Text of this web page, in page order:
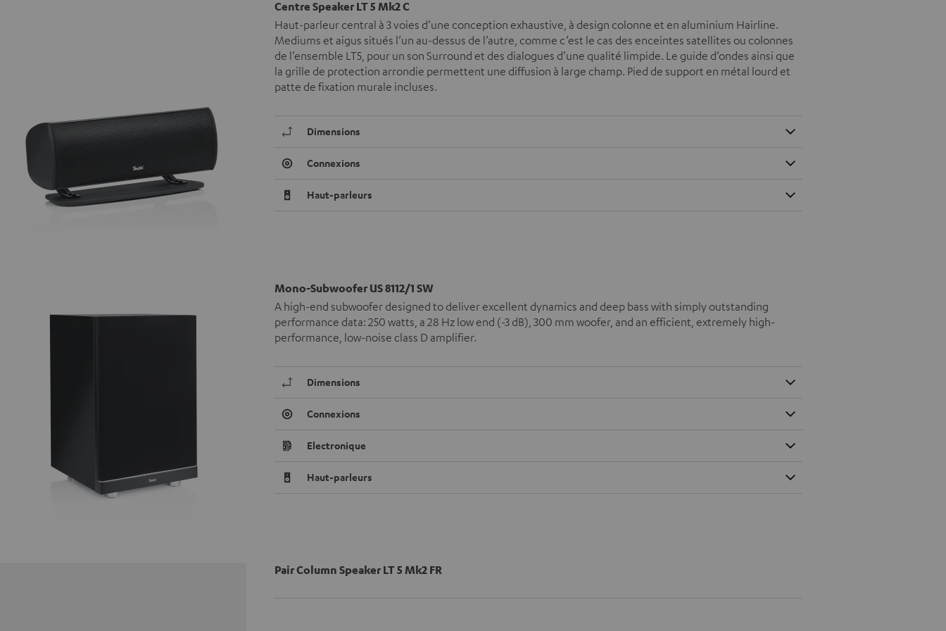
Centre Speaker LT 5 Mk2 C
Haut-parleur central à 3 voies d’une conception exhaustive, à design colonne et en aluminium Hairline.
Mediums et aigus situés l’un au-dessus de l’autre, comme c’est le cas des enceintes satellites ou colonnes
de l’ensemble LT5, pour un son Surround et des dialogues d’une qualité limpide. Le guide d’ondes ainsi que
la grille de protection arrondie permettent une diffusion à large champ. Pied de support en métal lourd et
patte de fixation murale incluses.
Dimensions
Connexions
Haut-parleurs
Mono-Subwoofer US 8112/1 SW
A high-end subwoofer designed to deliver excellent dynamics and deep bass with simply outstanding
performance data: 250 watts, a 28 Hz low end (-3 dB), 300 mm woofer, and an efficient, extremely high-
performance, low-noise class D amplifier.
Dimensions
Connexions
Electronique
Haut-parleurs
Pair Column Speaker LT 5 Mk2 FR